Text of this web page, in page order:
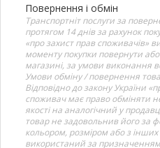
Повернення і обмін
Транспортніт послуги за
протягом 14 днів за рахунок
«про захист прав споживачів»
моменту покупки повернути
магазині, за умови виконання
Умови обміну / повернення
Відповідно до закону України
споживач має право обміняти
якості на аналогічний у
товар не задовольнив його за
кольором, розміром або з
використаний за